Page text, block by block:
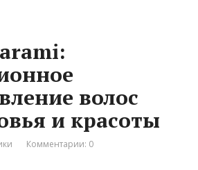
волос
и красоты
Комментарии: 0